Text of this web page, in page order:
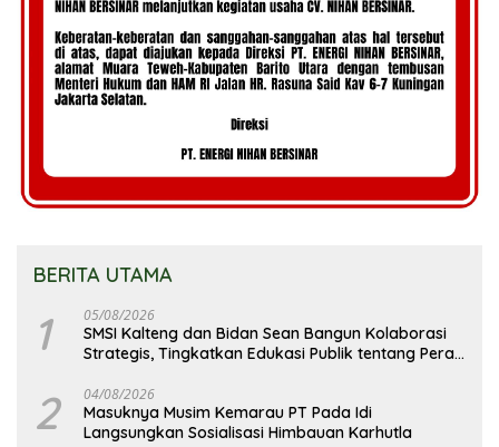
BERITA UTAMA
1 05/08/2026
SMSI Kalteng dan Bidan Sean Bangun Kolaborasi
Strategis, Tingkatkan Edukasi Publik tentang Peran
2 04/08/2026
Masuknya Musim Kemarau PT Pada Idi
Langsungkan Sosialisasi Himbauan Karhutla